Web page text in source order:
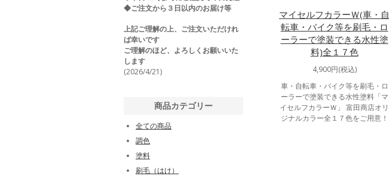
マイセルフカラーＷ(車・自
転車・バイク等を刷毛・ロ
ーラーで塗装できる水性塗
料)全１７色
4,900円(税込)
車・自転車・バイク等を刷毛・ロ
ーラーで塗装できる水性塗料「マ
イセルフカラーＷ」 富田商店オリ
ジナルカラー全１７色をご用意！
◆ご注文から３日以内のお届け等
上記ご理解の上、ご注文いただけれ
ば幸いです
ご理解のほど、よろしくお願いいた
します
(2026/4/21)
商品カテゴリー
全ての商品
調色
塗料
刷毛（はけ）